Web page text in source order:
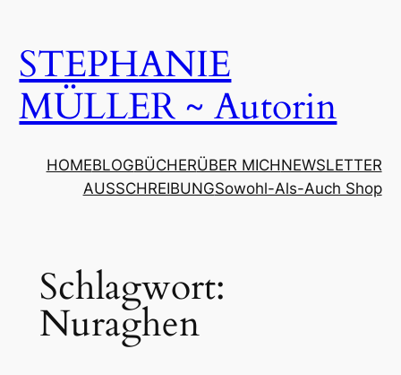
springen
STEPHANIE
MÜLLER ~ Autorin
HOMEBLOGBÜCHERÜBER MICHNEWSLETTER
AUSSCHREIBUNGSowohl-Als-Auch Shop
Schlagwort:
Nuraghen